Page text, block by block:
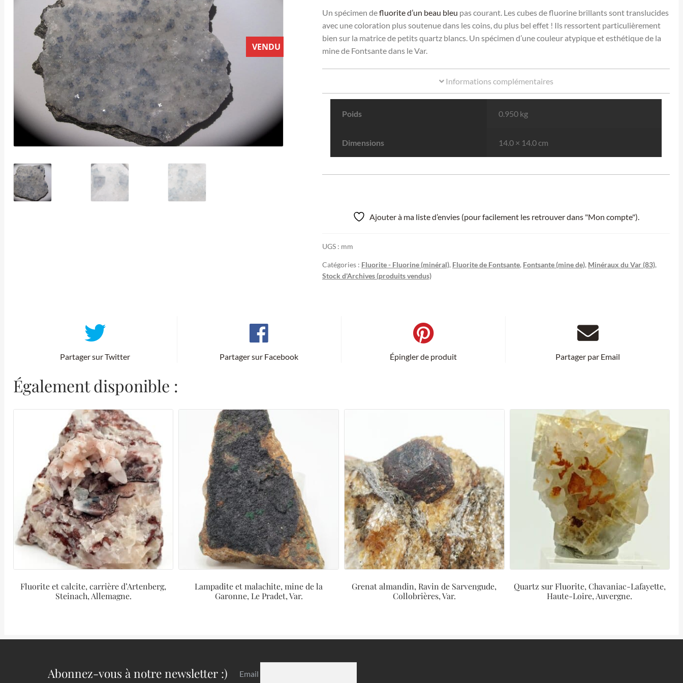
VENDU
Un spécimen defluorite d’un beau bleu pas courant. Les cubes de fluorine brillants sont translucides
avec une coloration plus soutenue dans les coins, du plus bel effet ! Ils ressortent particulièrement
bien sur la matrice de petits quartz blancs. Un spécimen d’une couleur atypique et esthétique de la
mine de Fontsante dans le Var.
Informations complémentaires
Poids 0.950 kg
Dimensions 14.0 × 14.0 cm
Ajouter à ma liste d’envies (pour facilement les retrouver dans "Mon compte").
UGS : mm
Catégories : Fluorite - Fluorine (minéral), Fluorite de Fontsante, Fontsante (mine de), Minéraux du Var (83),
Stock d'Archives (produits vendus)
Partager sur Twitter Partager sur Facebook Épingler de produit Partager par Email
Également disponible :
Fluorite et calcite, carrière d’Artenberg,
Steinach, Allemagne.
Lampadite et malachite, mine de la
Garonne, Le Pradet, Var.
Grenat almandin, Ravin de Sarvengude,
Collobrières, Var.
Quartz sur Fluorite, Chavaniac-Lafayette,
Haute-Loire, Auvergne.
Abonnez-vous à notre newsletter :) Email